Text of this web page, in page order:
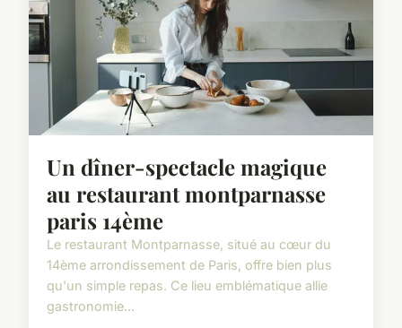
Un dîner-spectacle magique
au restaurant montparnasse
paris 14ème
Le restaurant Montparnasse, situé au cœur du
14ème arrondissement de Paris, offre bien plus
qu'un simple repas. Ce lieu emblématique allie
gastronomie...